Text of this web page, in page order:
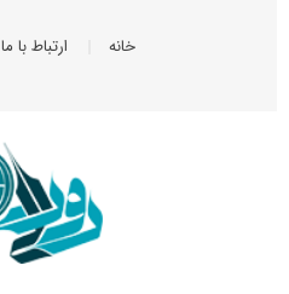
خانه ارتباط با ما